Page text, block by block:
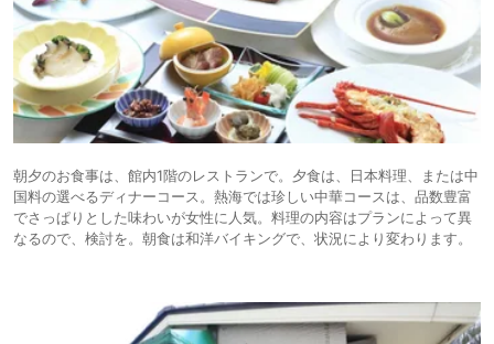
朝夕のお食事は、館内1階のレストランで。夕食は、日本料理、または中
国料の選べるディナーコース。熱海では珍しい中華コースは、品数豊富
でさっぱりとした味わいが女性に人気。料理の内容はプランによって異
なるので、検討を。朝食は和洋バイキングで、状況により変わります。